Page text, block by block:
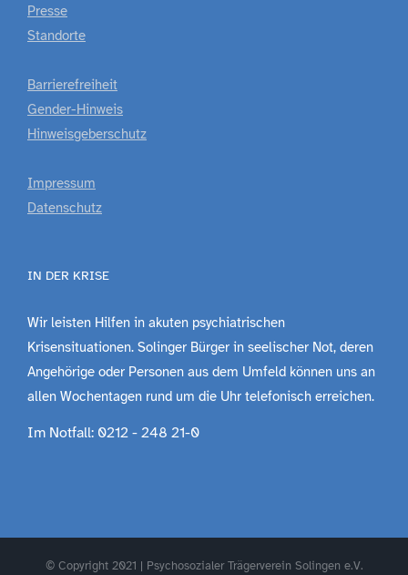
Presse
Standorte
Barrierefreiheit
Gender-Hinweis
Hinweisgeberschutz
Impressum
Datenschutz
IN DER KRISE
Wir leisten Hilfen in akuten psychiatrischen
Krisensituationen. Solinger Bürger in seelischer Not, deren
Angehörige oder Personen aus dem Umfeld können uns an
allen Wochentagen rund um die Uhr telefonisch erreichen.
Im Notfall: 0212 - 248 21-0
© Copyright 2021 | Psychosozialer Trägerverein Solingen e.V.